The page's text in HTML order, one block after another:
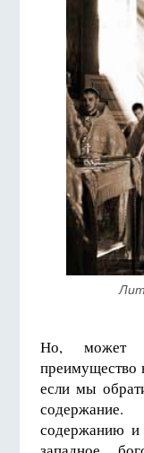
Но, может
преимущество
если мы
содержанию